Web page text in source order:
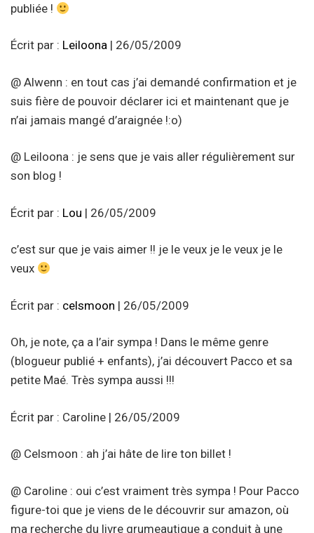
publiée !
Écrit par : Leiloona | 26/05/2009
@ Alwenn : en tout cas j’ai demandé confirmation et je
suis fière de pouvoir déclarer ici et maintenant que je
n’ai jamais mangé d’araignée !:o)
@ Leiloona : je sens que je vais aller régulièrement sur
son blog !
Écrit par : Lou | 26/05/2009
c’est sur que je vais aimer !! je le veux je le veux je le
veux
Écrit par : celsmoon | 26/05/2009
Oh, je note, ça a l’air sympa ! Dans le même genre
(blogueur publié + enfants), j’ai découvert Pacco et sa
petite Maé. Très sympa aussi !!!
Écrit par : Caroline | 26/05/2009
@ Celsmoon : ah j’ai hâte de lire ton billet !
@ Caroline : oui c’est vraiment très sympa ! Pour Pacco
figure-toi que je viens de le découvrir sur amazon, où
ma recherche du livre grumeautique a conduit à une